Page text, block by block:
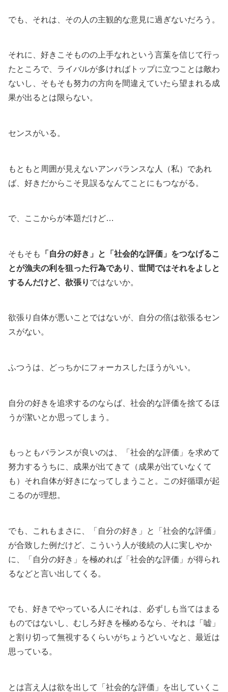
でも、それは、その人の主観的な意見に過ぎないだろう。
それに、好きこそものの上手なれという言葉を信じて行っ
たところで、ライバルが多ければトップに立つことは敵わ
ないし、そもそも努力の方向を間違えていたら望まれる成
果が出るとは限らない。
センスがいる。
もともと周囲が見えないアンバランスな人（私）であれ
ば、好きだからこそ見誤るなんてことにもつながる。
で、ここからが本題だけど…
そもそも
「自分の好き」と「社会的な評価」をつなげるこ
とが漁夫の利を狙った行為であり、世間ではそれをよしと
するんだけど、欲張り ではないか。
欲張り自体が悪いことではないが、自分の倍は欲張るセン
スがない。
ふつうは、どっちかにフォーカスしたほうがいい。
自分の好きを追求するのならば、社会的な評価を捨てるほ
うが潔いとか思ってしまう。
もっともバランスが良いのは、「社会的な評価」を求めて
努力するうちに、成果が出てきて（成果が出ていなくて
も）それ自体が好きになってしまうこと。この好循環が起
こるのが理想。
でも、これもまさに、「自分の好き」と「社会的な評価」
が合致した例だけど、こういう人が後続の人に実しやか
に、「自分の好き」を極めれば「社会的な評価」が得られ
るなどと言い出してくる。
でも、好きでやっている人にそれは、必ずしも当てはまる
ものではないし、むしろ好きを極めるなら、それは「嘘」
と割り切って無視するくらいがちょうどいいなと、最近は
思っている。
とは言え人は欲を出して「社会的な評価」を出していくこ